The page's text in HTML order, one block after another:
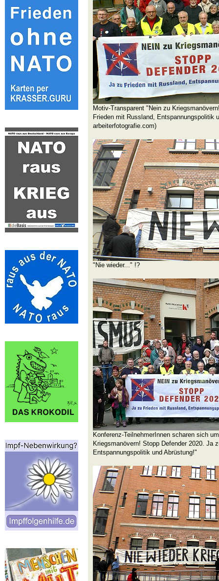
Motiv-Transparent "Nein zu
Frieden mit Russland, Entspannungspolitik
arbeiterfotografie.com)
"Nie wieder..." !?
Konferenz-TeilnehmerInnen scharen sich
Kriegsmanövern! Stopp Defender 2020. Ja
Entspannungspolitik und Abrüstung!"